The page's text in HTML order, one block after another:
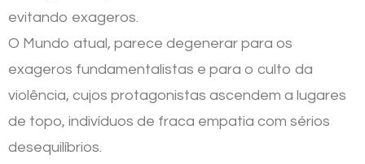
evitando exageros.
O Mundo atual, parece degenerar para os
exageros fundamentalistas e para o culto da
violência, cujos protagonistas ascendem a lugares
de topo, indivíduos de fraca empatia com sérios
desequilíbrios.